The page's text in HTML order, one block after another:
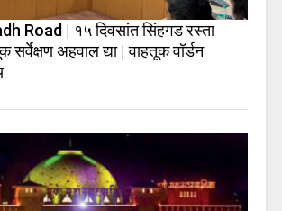
Road | १५ दिवसांत सिंहगड रस्ता
सर्वेक्षण अहवाल द्या | वाहतूक वॉर्डन